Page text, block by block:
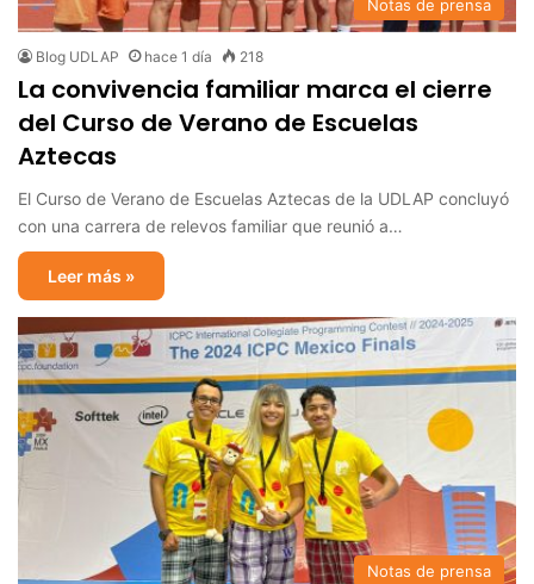
Notas de prensa
Blog UDLAP hace 1 día 218
La convivencia familiar marca el cierre
del Curso de Verano de Escuelas
Aztecas
El Curso de Verano de Escuelas Aztecas de la UDLAP concluyó
con una carrera de relevos familiar que reunió a…
Leer más »
Notas de prensa